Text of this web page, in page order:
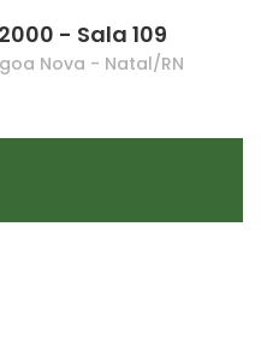
- Sala 109
Nova - Natal/RN